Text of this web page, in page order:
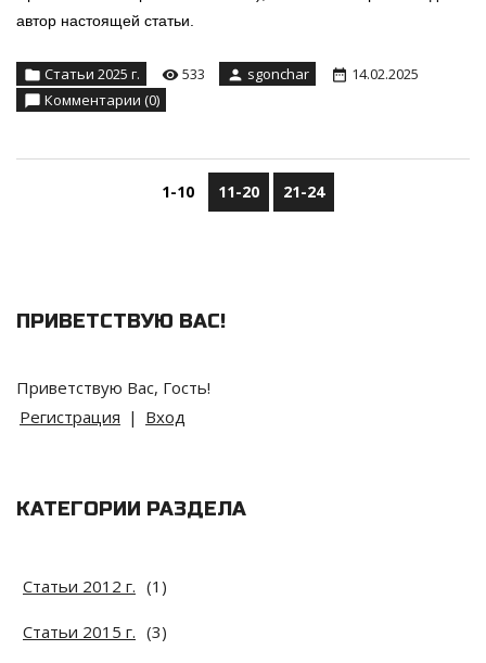
автор настоящей статьи.
Статьи 2025 г. 533 sgonchar
14.02.2025
Комментарии (0)
1-10 11-20 21-24
ПРИВЕТСТВУЮ ВАС!
Приветствую Вас, Гость!
Регистрация | Вход
КАТЕГОРИИ РАЗДЕЛА
Статьи 2012 г. (1)
Статьи 2015 г. (3)